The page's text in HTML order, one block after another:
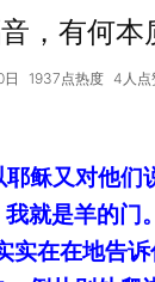
，有何本
1937点热度 4人点
耶稣又对他们
就是羊的门。
实在在地告